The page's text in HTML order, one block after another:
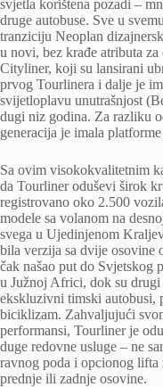
svjetla korištena pozadi –
druge autobuse. Sve u
tranziciju Neoplan
u novi, bez krađe atributa
Cityliner, koji su lansirani
prvog Tourlinera i dalje je
svijetloplavu unutrašnjost
dugi niz godina. Za razliku
generacija je imala
Sa ovim visokokvalitetnim
da Tourliner oduševi širok
registrovano oko 2.500
modele sa volanom na
svega u Ujedinjenom
bila verzija sa dvije osovine
čak našao put do Svjetskog
u Južnoj Africi, dok su
ekskluzivni timski autobusi,
biciklizam. Zahvaljujući
performansi, Tourliner je
duge redovne usluge – ne
ravnog poda i opcionog
prednje ili zadnje osovine.